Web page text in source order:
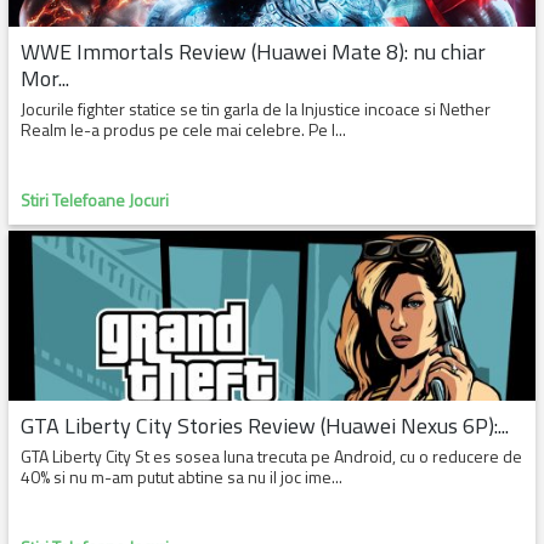
WWE Immortals Review (Huawei Mate 8): nu chiar
Mor...
Jocurile fighter statice se tin garla de la Injustice incoace si Nether
Realm le-a produs pe cele mai celebre. Pe l...
Stiri Telefoane Jocuri
GTA Liberty City Stories Review (Huawei Nexus 6P):...
GTA Liberty City St es sosea luna trecuta pe Android, cu o reducere de
40% si nu m-am putut abtine sa nu il joc ime...